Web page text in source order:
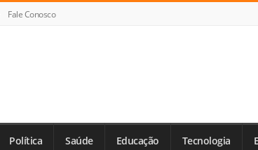
Fale Conosco
Política Saúde Educação Tecnologia